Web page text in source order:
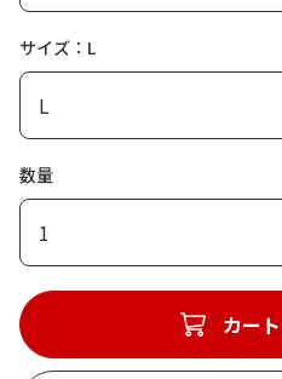
サイズ：L
数量
1
カー